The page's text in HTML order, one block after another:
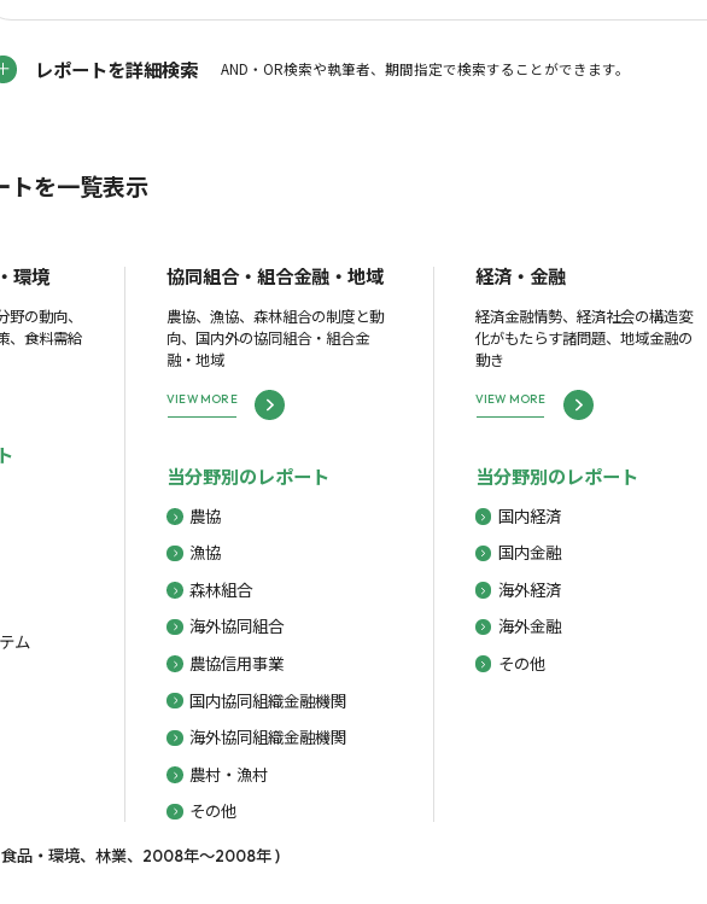
レポートを詳細検索 AND・OR検索や執筆者、期間指定で検索することができます。
トを一覧表示
環境
の動向、
、食料需給
ム
協同組合・組合金融・地域
農協、漁協、森林組合の制度と動
向、国内外の協同組合・組合金
融・地域
VIEW MORE
当分野別のレポート
農協
漁協
森林組合
海外協同組合
農協信用事業
国内協同組織金融機関
海外協同組織金融機関
農村・漁村
その他
経済・金融
経済金融情勢、経済社会の構造変
化がもたらす諸問題、地域金融の
動き
VIEW MORE
当分野別のレポート
国内経済
国内金融
海外経済
海外金融
その他
品・環境、林業、2008年～2008年 )